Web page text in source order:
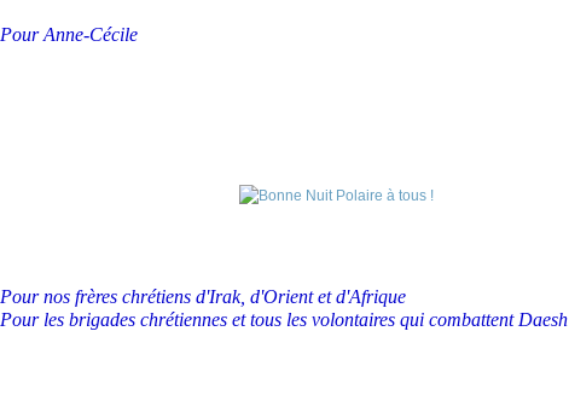
Pour Anne-Cécile
Pour nos frères chrétiens d'Irak, d'Orient et d'Afrique
Pour les brigades chrétiennes et tous les volontaires qui combattent Daesh